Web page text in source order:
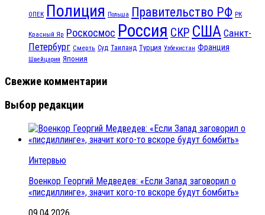
ОПЕК Полиция Польша Правительство РФ РК
Красный Яр Роскосмос Россия СКР США Санкт-
Петербург Смерть Суд Таиланд Турция Узбекистан Франция
Швейцария Япония
Свежие комментарии
Выбор редакции
Интервью
Военкор Георгий Медведев: «Если Запад заговорил о
«писдиллинге», значит кого-то вскоре будут бомбить»